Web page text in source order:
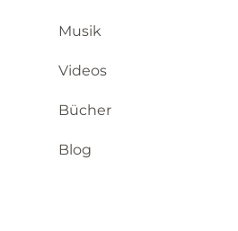
Bücher
Musik
Videos
Blog